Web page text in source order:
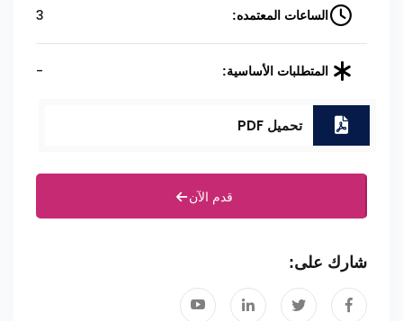
الساعات المعتمده: 3
المتطلبات الأساسية: -
تحميل PDF
قدم الآن
شارك على: